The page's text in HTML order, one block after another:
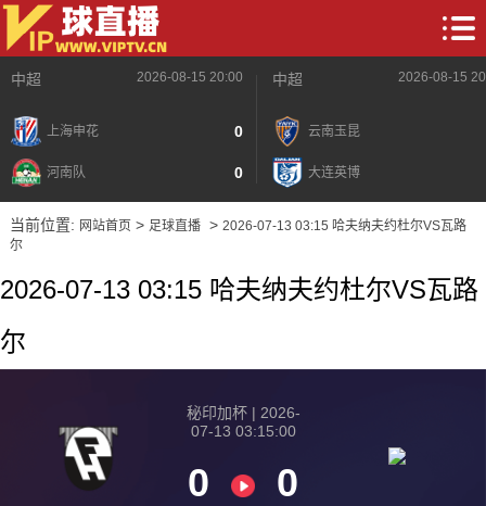
中超 2026-08-15 20:00
上海申花 0
河南队 0
中超 2026-08-15
云南玉昆
大连英博
当前位置: 网站首页> 足球直播> 2026-07-13 03:15 哈夫纳夫约杜尔VS瓦路
尔
2026-07-13 03:15 哈夫纳夫约杜尔VS瓦路
尔
秘印加杯 | 2026-
07-13 03:15:00
0 0